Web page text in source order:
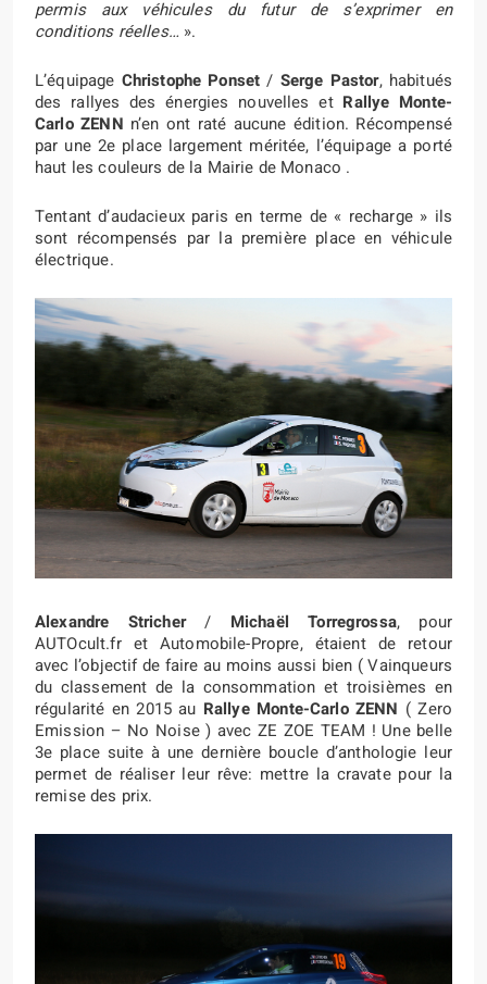
permis aux véhicules du futur de s’exprimer en
conditions réelles… ».
L’équipage Christophe Ponset / Serge Pastor, habitués
des rallyes des énergies nouvelles et Rallye Monte-
Carlo ZENN n’en ont raté aucune édition. Récompensé
par une 2e place largement méritée, l’équipage a porté
haut les couleurs de la Mairie de Monaco .
Tentant d’audacieux paris en terme de « recharge » ils
sont récompensés par la première place en véhicule
électrique.
Alexandre Stricher/ Michaël Torregrossa, pour
AUTOcult.fr et Automobile-Propre, étaient de retour
avec l’objectif de faire au moins aussi bien ( Vainqueurs
du classement de la consommation et troisièmes en
régularité en 2015 au Rallye Monte-Carlo ZENN ( Zero
Emission – No Noise ) avec ZE ZOE TEAM ! Une belle
3e place suite à une dernière boucle d’anthologie leur
permet de réaliser leur rêve: mettre la cravate pour la
remise des prix.